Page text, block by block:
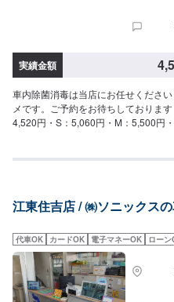
実績金額
車内除菌消毒は当店にお任せくださ
メです。ご予約をお待ちしておりま
4,520円・S：5,060円・M：5,500円
板金、車検、オイル交換、タイヤ交
江東住吉店 / ㈱ソニックス
代車OK カードOK 電子マネーOK ロー